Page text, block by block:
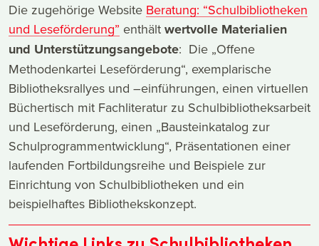
Die zugehörige Website Beratung: “Schulbibliotheken
und Leseförderung” enthält wertvolle Materialien
und Unterstützungsangebote: Die „Offene
Methodenkartei Leseförderung“, exemplarische
Bibliotheksrallyes und –einführungen, einen virtuellen
Büchertisch mit Fachliteratur zu Schulbibliotheksarbeit
und Leseförderung, einen „Bausteinkatalog zur
Schulprogrammentwicklung“, Präsentationen einer
laufenden Fortbildungsreihe und Beispiele zur
Einrichtung von Schulbibliotheken und ein
beispielhaftes Bibliothekskonzept.